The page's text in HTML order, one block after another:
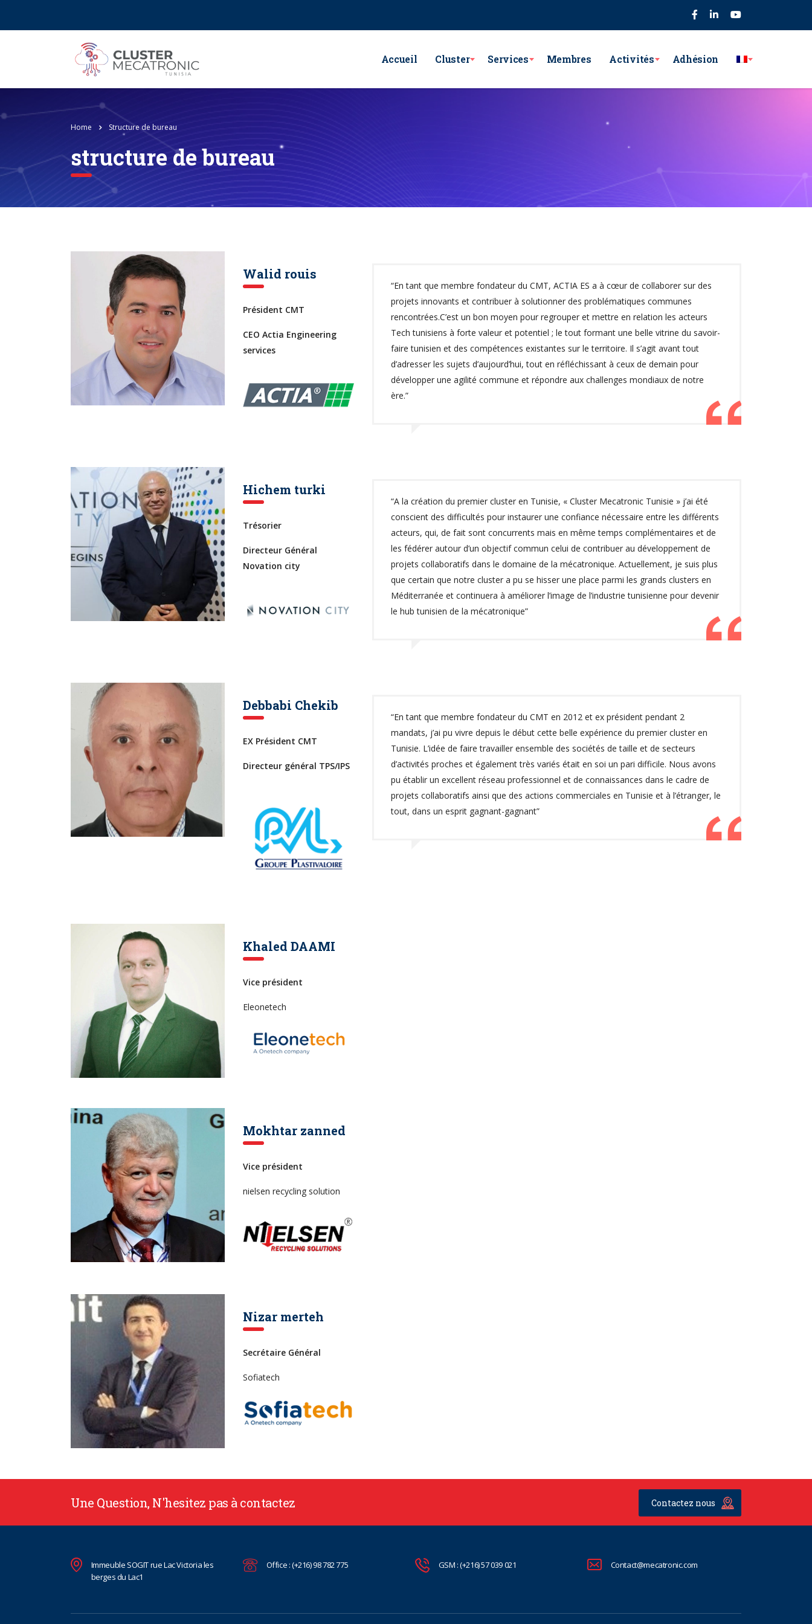
Accueil Cluster Services Membres Activités Adhésion
Home Structure de bureau
structure de bureau
Walid rouis
Président CMT
CEO Actia Engineering
services
“En tant que membre fondateur du CMT, ACTIA ES a à cœur de collaborer sur des
projets innovants et contribuer à solutionner des problématiques communes
rencontrées.C’est un bon moyen pour regrouper et mettre en relation les acteurs
Tech tunisiens à forte valeur et potentiel ; le tout formant une belle vitrine du savoir-
faire tunisien et des compétences existantes sur le territoire. Il s’agit avant tout
d’adresser les sujets d’aujourd’hui, tout en réfléchissant à ceux de demain pour
développer une agilité commune et répondre aux challenges mondiaux de notre
ère.”
Hichem turki
Trésorier
Directeur Général
Novation city
“A la création du premier cluster en Tunisie, « Cluster Mecatronic Tunisie » j’ai été
conscient des difficultés pour instaurer une confiance nécessaire entre les différents
acteurs, qui, de fait sont concurrents mais en même temps complémentaires et de
les fédérer autour d’un objectif commun celui de contribuer au développement de
projets collaboratifs dans le domaine de la mécatronique. Actuellement, je suis plus
que certain que notre cluster a pu se hisser une place parmi les grands clusters en
Méditerranée et continuera à améliorer l’image de l’industrie tunisienne pour devenir
le hub tunisien de la mécatronique”
Debbabi Chekib
EX Président CMT
Directeur général TPS/IPS
“En tant que membre fondateur du CMT en 2012 et ex président pendant 2
mandats, j’ai pu vivre depuis le début cette belle expérience du premier cluster en
Tunisie. L’idée de faire travailler ensemble des sociétés de taille et de secteurs
d’activités proches et également très variés était en soi un pari difficile. Nous avons
pu établir un excellent réseau professionnel et de connaissances dans le cadre de
projets collaboratifs ainsi que des actions commerciales en Tunisie et à l’étranger, le
tout, dans un esprit gagnant-gagnant”
Khaled DAAMI
Vice président
Eleonetech
Mokhtar zanned
Vice président
nielsen recycling solution
Nizar merteh
Secrétaire Général
Sofiatech
Une Question, N'hesitez pas à contactez Contactez nous
Immeuble SOGIT rue Lac Victoria les
berges du Lac1
Office : (+216) 98 782 775 GSM : (+216) 57 039 021 Contact@mecatronic.com